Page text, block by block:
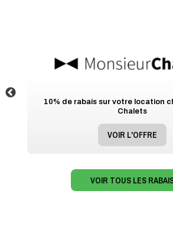
10% de rabais sur votre location
Chalets
VOIR L'OFFRE
VOIR TOUS LES